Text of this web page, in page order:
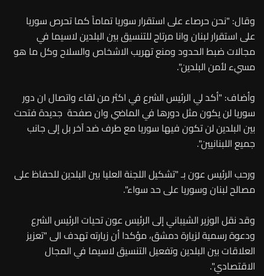
وقال: "نحن حرصاء على استقرار سوريا تماماً كما تحرص سوريا
على استقرار لبنان وانا مرتاح للتنسيق بين البلدين لاسيما في
مجالات ضبط الحدود ومنع تهريب الاشخاص والسلاح وكل ما هو
مسيء لأمن البلدين".
و‏أضاف: "أكد لي الرئيس الشرع في اكثر من لقاء واتصال ان دور
سوريا لن يكون مثل دورها في الماضي وان صفحة جديدة فتحت
بين البلدين لن تكون فيها سوريا مع طرف ضد آخر بل إلى جانب
جميع اللبنانيين".
‏ورحب الرئيس عون بـ "تشكيل اللجنة العليا بين البلدين للحفاظ على
مصالح لبنان وسوريا على حد سواء".
وقد نقل الوزير الشيباني إلى الرئيس عون تحيات الرئيس الشرع
ودعوة رسمية لزيارة دمشق، مؤكدا أن زيارته تهدف الى "تعزيز
العلاقات بين البلدين وتفعيل التنسيق لاسيما في المجال
الاقتصادي".